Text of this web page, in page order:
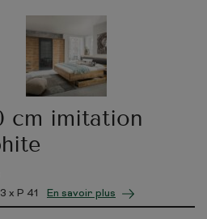
cm imitation
x P 41 En savoir plus